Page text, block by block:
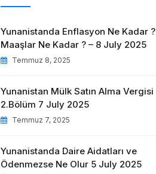
Yunanistanda Enflasyon Ne Kadar ?
Maaşlar Ne Kadar ? – 8 July 2025
Temmuz 8, 2025
Yunanistan Mülk Satın Alma Vergisi
2.Bölüm 7 July 2025
Temmuz 7, 2025
Yunanistanda Daire Aidatları ve
Ödenmezse Ne Olur 5 July 2025